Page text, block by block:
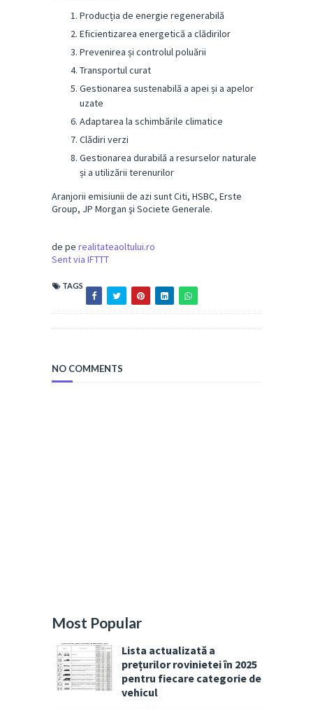
Producția de energie regenerabilă
Eficientizarea energetică a clădirilor
Prevenirea și controlul poluării
Transportul curat
Gestionarea sustenabilă a apei și a apelor
uzate
Adaptarea la schimbările climatice
Clădiri verzi
Gestionarea durabilă a resurselor naturale
și a utilizării terenurilor
Aranjorii emisiunii de azi sunt Citi, HSBC, Erste
Group, JP Morgan şi Societe Generale.
de pe realitateaoltului.ro
Sent via IFTTT
TAGS
NO COMMENTS
Most Popular
Lista actualizată a
prețurilor rovinietei în 2025
pentru fiecare categorie de
vehicul